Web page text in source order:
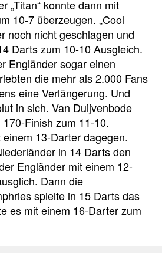
„Titan“ konnte dann mit
10-7 überzeugen. „Cool
noch nicht geschlagen und
Darts zum 10-10 Ausgleich.
Engländer sogar einen
die mehr als 2.000 Fans
eine Verlängerung. Und
in sich. Van Duijvenbode
Finish zum 11-10.
13-Darter dagegen.
in 14 Darts den
Engländer mit einem 12-
Dann die
spielte in 15 Darts das
es mit einem 16-Darter zum